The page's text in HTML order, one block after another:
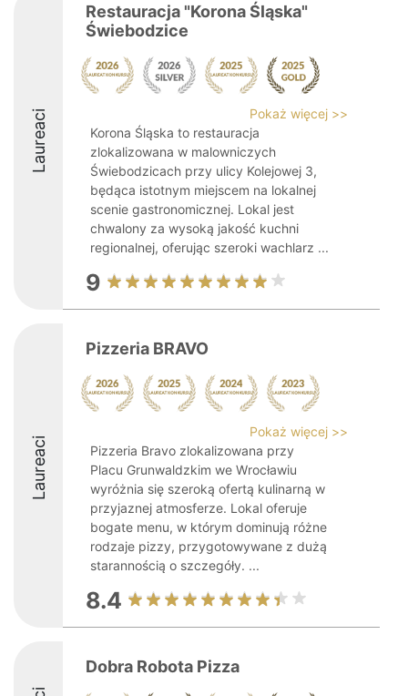
Laureaci
Restauracja "Korona Śląska"
Świebodzice
Pokaż więcej >>
Korona Śląska to restauracja
zlokalizowana w malowniczych
Świebodzicach przy ulicy Kolejowej 3,
będąca istotnym miejscem na lokalnej
scenie gastronomicznej. Lokal jest
chwalony za wysoką jakość kuchni
regionalnej, oferując szeroki wachlarz ...
9
Laureaci
Pizzeria BRAVO
Pokaż więcej >>
Pizzeria Bravo zlokalizowana przy
Placu Grunwaldzkim we Wrocławiu
wyróżnia się szeroką ofertą kulinarną w
przyjaznej atmosferze. Lokal oferuje
bogate menu, w którym dominują różne
rodzaje pizzy, przygotowywane z dużą
starannością o szczegóły. ...
8.4
Dobra Robota Pizza